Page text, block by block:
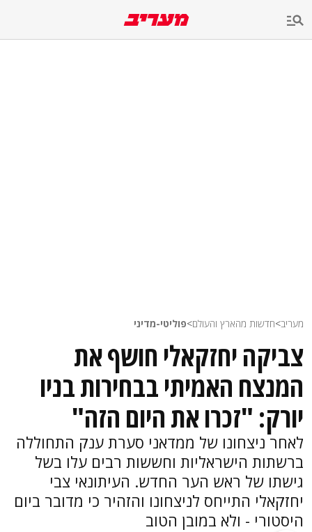
מעריב>חדשות מהארץ והעולם>פוליטי-מדיני
צביקה יחזקאלי חושף את
המנצח האמיתי בבחירות בניו
יורק: "זכרו את היום הזה"
לאחר ניצחונו של ממדאני סערת ענק התחוללה
ברשתות הישראליות וחששות רבים עלו בשל
גישתו של ראש הער החדש. העיתונאי צבי
יחזקאלי התייחס לניצחונו והזהיר כי מדובר ביום
היסטורי - ולא במובן הטוב